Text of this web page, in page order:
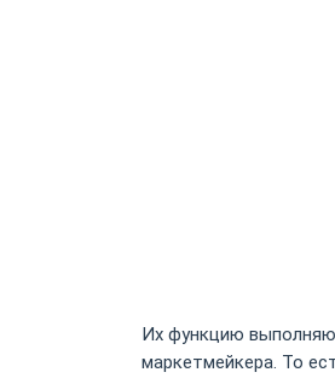
Их функцию
маркетмейкера. То